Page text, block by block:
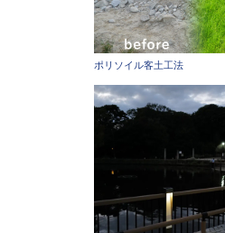
ポリソイル客土工法